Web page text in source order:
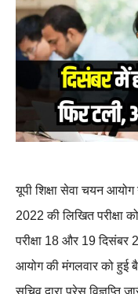
यूपी शिक्षा सेवा चयन आयोग
2022 की लिखित परीक्षा
परीक्षा 18 और 19 दिसंबर
आयोग की मंगलवार को हुई
सचिव द्वारा प्रेस विज्ञप्ति